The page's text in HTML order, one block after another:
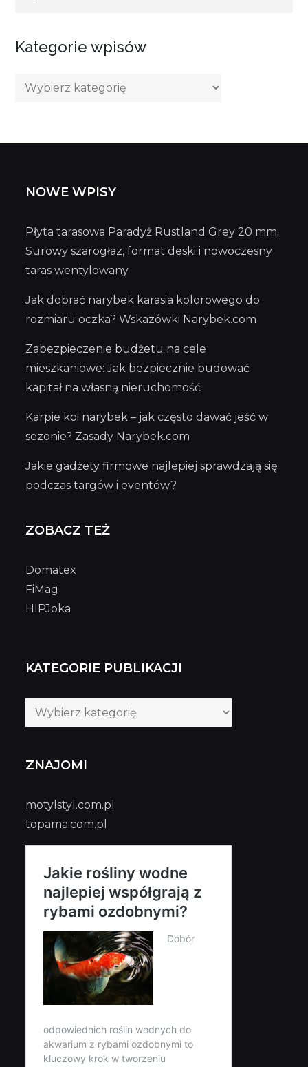
Kategorie wpisów
Kategorie
NOWE WPISY
Płyta tarasowa Paradyż Rustland Grey 20 mm:
Surowy szarogłaz, format deski i nowoczesny
taras wentylowany
Jak dobrać narybek karasia kolorowego do
rozmiaru oczka? Wskazówki Narybek.com
Zabezpieczenie budżetu na cele
mieszkaniowe: Jak bezpiecznie budować
kapitał na własną nieruchomość
Karpie koi narybek – jak często dawać jeść w
sezonie? Zasady Narybek.com
Jakie gadżety firmowe najlepiej sprawdzają się
podczas targów i eventów?
ZOBACZ TEŻ
Domatex
FiMag
HIPJoka
KATEGORIE PUBLIKACJI
Kategorie
publikacji
ZNAJOMI
motylstyl.com.pl
topama.com.pl